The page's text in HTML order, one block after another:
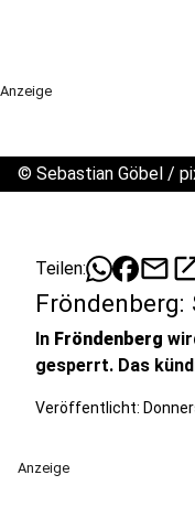
Anzeige
©
Teilen: mail
Fröndenberg:
In Fröndenberg
gesperrt. Das
Veröffentlicht:
Anzeige